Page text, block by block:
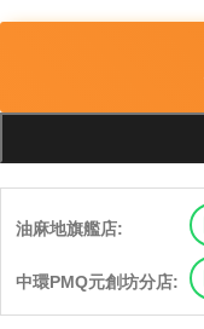
油麻地旗艦店:
中環PMQ元創坊分店: